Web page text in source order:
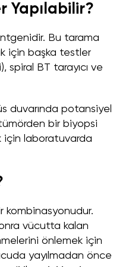
Yapılabilir?
Bu tarama
için başka testler
spiral BT tarayıcı ve
duvarında potansiyel
bir biyopsi
için laboratuvarda
kombinasyonudur.
vücutta kalan
önlemek için
yayılmadan önce